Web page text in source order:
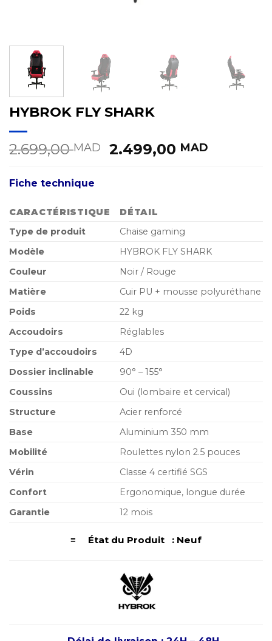
HYBROK FLY SHARK
2.699,00MAD
Le
2.699,00 MAD.
2.499,00 MAD
Fiche technique
CARACTÉRISTIQUE
DÉTAIL
Type de produit
Chaise gaming
Modèle
HYBROK FLY SHARK
Couleur
Noir / Rouge
Matière
Cuir PU + mousse polyuréthane
Poids
22 kg
Accoudoirs
Réglables
Type d’accoudoirs
4D
Dossier inclinable
90° – 155°
Coussins
Oui (lombaire et cervical)
Structure
Acier renforcé
Base
Aluminium 350 mm
Mobilité
Roulettes nylon 2.5 pouces
Vérin
Classe 4 certifié SGS
Confort
Ergonomique, longue durée
Garantie
12 mois
≡ État du Produit : Neuf